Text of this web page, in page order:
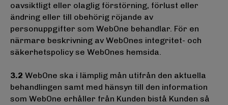
oavsiktligt eller olaglig förstörning, förlust eller
ändring eller till obehörig röjande av
personuppgifter som WebOne behandlar. För en
närmare beskrivning av WebOnes integritet- och
säkerhetspolicy se WebOnes hemsida.
3.2 WebOne ska i lämplig mån utifrån den aktuella
behandlingen samt med hänsyn till den information
som WebOne erhåller från Kunden bistå Kunden så